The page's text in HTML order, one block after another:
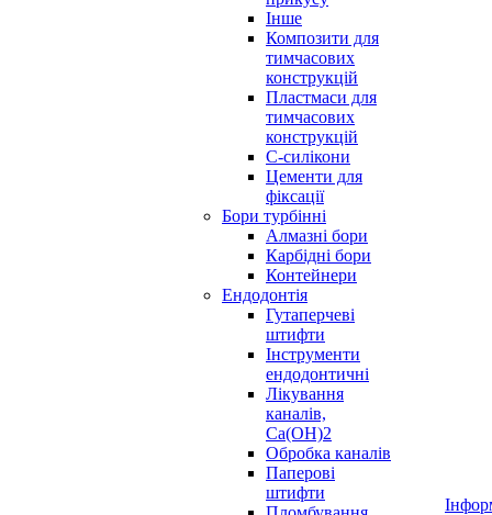
Інше
Композити для
тимчасових
конструкцій
Пластмаси для
тимчасових
конструкцій
С-силікони
Цементи для
фіксації
Бори турбінні
Алмазні бори
Карбідні бори
Контейнери
Ендодонтія
Гутаперчеві
штифти
Інструменти
ендодонтичні
Лікування
каналів,
Ca(OH)2
Обробка каналів
Паперові
штифти